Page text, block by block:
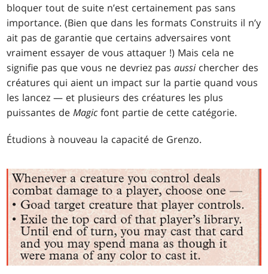
bloquer tout de suite n’est certainement pas sans
importance. (Bien que dans les formats Construits il n’y
ait pas de garantie que certains adversaires vont
vraiment essayer de vous attaquer !) Mais cela ne
signifie pas que vous ne devriez pasaussi chercher des
créatures qui aient un impact sur la partie quand vous
les lancez — et plusieurs des créatures les plus
puissantes deMagic font partie de cette catégorie.
Étudions à nouveau la capacité de Grenzo.